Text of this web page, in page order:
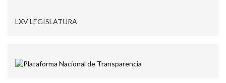
LXV LEGISLATURA